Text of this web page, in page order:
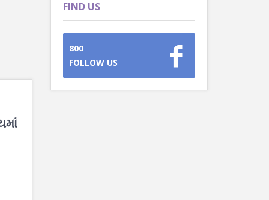
FIND US
800
FOLLOW US